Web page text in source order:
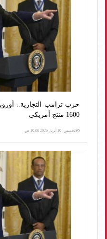
حرب ترامب التجارية..
1600 منتج أمريكي
الخميس، 10 أبريل 2025 10:00 ص